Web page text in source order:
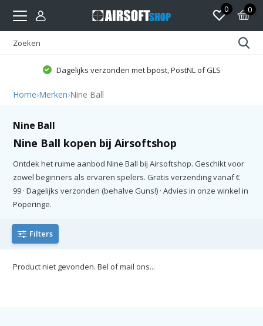
0 0
Dagelijks verzonden met bpost, PostNL of GLS
Home›Merken›Nine Ball
Nine Ball
Nine Ball kopen bij Airsoftshop
Ontdek het ruime aanbod Nine Ball bij Airsoftshop. Geschikt voor
zowel beginners als ervaren spelers. Gratis verzending vanaf €
99 · Dagelijks verzonden (behalve Guns!) · Advies in onze winkel in
Poperinge.
Filters
Product niet gevonden. Bel of mail ons...